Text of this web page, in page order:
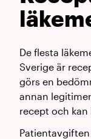
De flesta
Sverige är
görs en
annan
recept och